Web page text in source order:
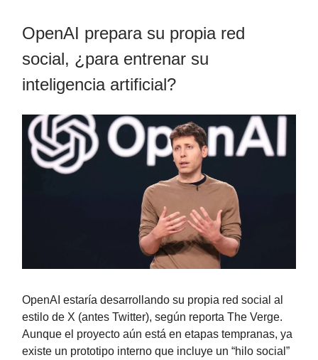
OpenAI prepara su propia red
social, ¿para entrenar su
inteligencia artificial?
OpenAI estaría desarrollando su propia red social al
estilo de X (antes Twitter), según reporta The Verge.
Aunque el proyecto aún está en etapas tempranas, ya
existe un prototipo interno que incluye un “hilo social”